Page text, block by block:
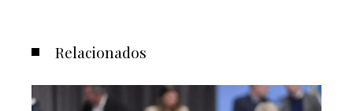
Relacionados